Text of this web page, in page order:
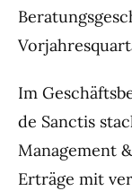
Im
de Sanctis
Management
Erträge mit